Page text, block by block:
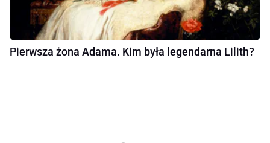
Pierwsza żona Adama. Kim była legendarna Lilith?